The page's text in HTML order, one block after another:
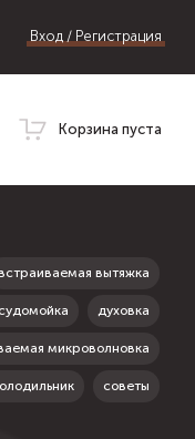
Вход / Регистрация
Корзина пуста
вытяжка
духовка
микроволновка
советы